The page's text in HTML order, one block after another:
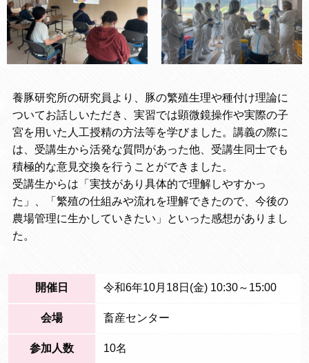
養豚研究所の研究員より、豚の繁殖生理や種付け理論に
ついてお話しいただき、実習では顕微鏡操作や実際の子
宮を用いた人工授精の方法等を学びました。講義の際に
は、受講生から活発な質問があった他、受講生同士でも
積極的な意見交換を行うことができました。
受講生からは「実技があり具体的で理解しやすかっ
た」、「繁殖の仕組みや流れを理解できたので、今後の
農場管理に生かしていきたい」といった感想がありまし
た。
開催日 令和6年10月18日(金) 10:30～15:00
会場 畜産センター
参加人数 10名